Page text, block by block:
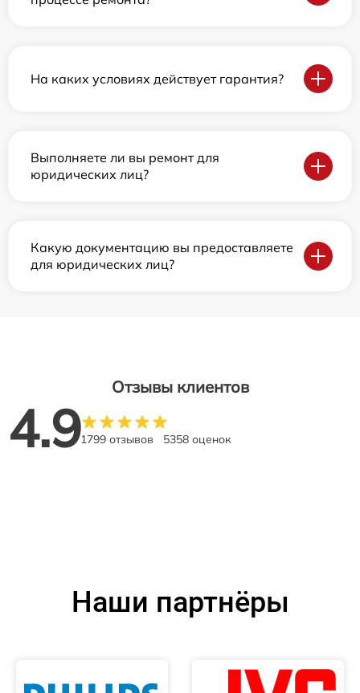
На каких условиях действует гарантия?
Выполняете ли вы ремонт для
юридических лиц?
Какую документацию вы предоставляете
для юридических лиц?
Отзывы клиентов
4.91799 отзывов 5358 оценок
Наши партнёры